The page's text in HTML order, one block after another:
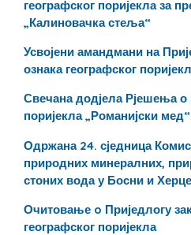
географског поријекла за
„Калиновачка стеља“
Усвојени амандмани на
ознака географског
Свечана додјела Рјешења о
поријекла „Романијски мед“
Одржана 24. сједница
природних минералних,
стоних вода у Босни и
Очитовање o Приједлогу
географског поријекла